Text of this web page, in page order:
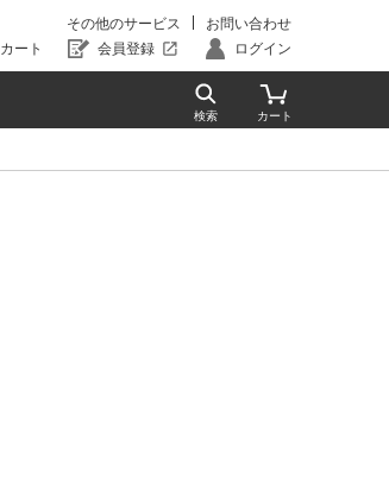
その他のサービス
お問い合わせ
カート
会員登録 ログイン